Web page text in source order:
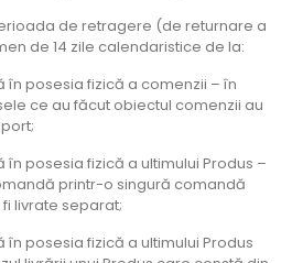
de retragere (de returnare a
de 14 zile calendaristice de la:
în posesia fizică a comenzii – în
ce au făcut obiectul comenzii au
în posesia fizică a ultimului Produs –
printr-o singură comandă
livrate separat;
în posesia fizică a ultimului Produs